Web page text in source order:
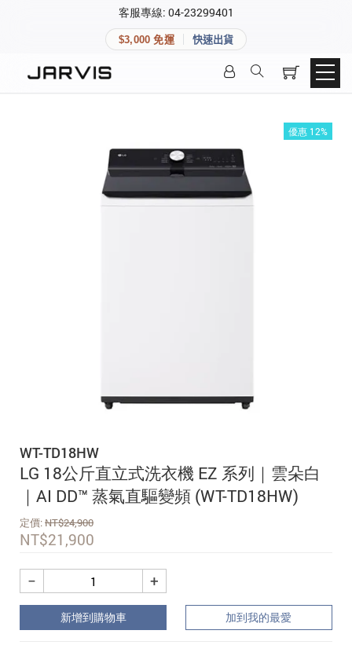
客服專線: 04-23299401
$3,000 免運 快速出貨
優惠 12%
WT-TD18HW
LG 18公斤直立式洗衣機 EZ 系列｜雲朵白
｜AI DD™ 蒸氣直驅變頻 (WT-TD18HW)
定價:NT$24,900
NT$21,900
+
−
新增到購物車 加到我的最愛
快速連結
Matter 智慧家庭
登入後可查看訂單、會員資料與收藏清單。
加入 JARVIS VIP